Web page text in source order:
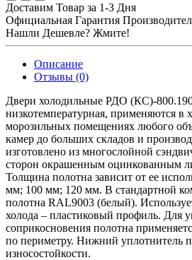
Доставим Товар за 1-3 Дня
Официальная Гарантия
Нашли Дешевле? Жмите!
Описание
Отзывы (0)
Двери холодильные РДО (КС)-
низкотемпературная, применяются в
морозильных помещениях любого
камер до больших складов и
изготовлено из многослойной
сторон окрашенным оцинкованным
Толщина полотна зависит от ее
мм; 100 мм; 120 мм. В стандартной
полотна RAL9003 (белый).
холода – пластиковый профиль. Для
соприкосновения полотна
по периметру. Нижний уплотнитель
износостойкости.